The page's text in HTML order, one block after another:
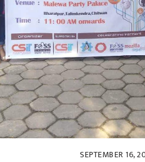
SEPTEMBER 16,